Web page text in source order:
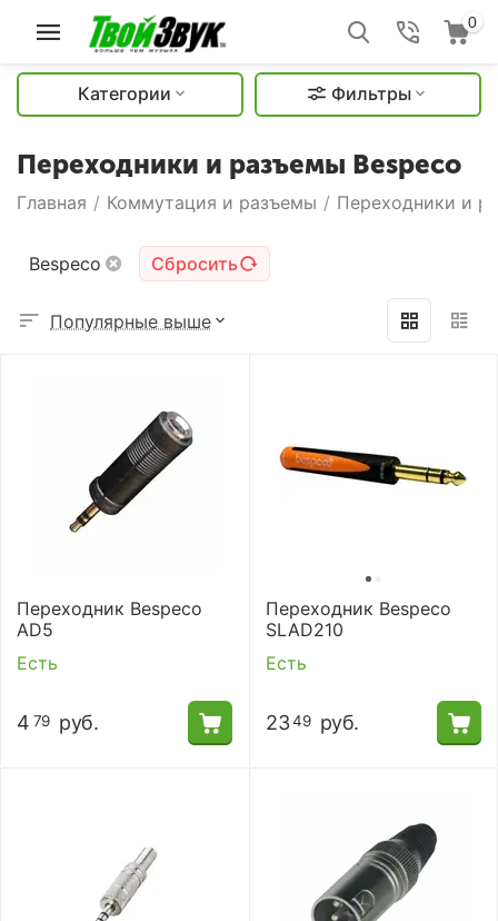
0
Категории Фильтры
Переходники и разъемы Bespeco
Главная / Коммутация и разъемы / Переходники и
Bespeco Сбросить
Популярные выше
Переходник Bespeco
AD5
Есть
4 79 руб.
Переходник Bespeco
SLAD210
Есть
2349 руб.